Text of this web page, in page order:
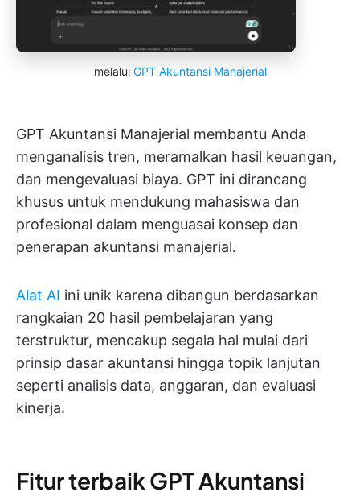
melalui GPT Akuntansi Manajerial
GPT Akuntansi Manajerial membantu Anda
menganalisis tren, meramalkan hasil keuangan,
dan mengevaluasi biaya. GPT ini dirancang
khusus untuk mendukung mahasiswa dan
profesional dalam menguasai konsep dan
penerapan akuntansi manajerial.
Alat AI ini unik karena dibangun berdasarkan
rangkaian 20 hasil pembelajaran yang
terstruktur, mencakup segala hal mulai dari
prinsip dasar akuntansi hingga topik lanjutan
seperti analisis data, anggaran, dan evaluasi
kinerja.
Fitur terbaik GPT Akuntansi